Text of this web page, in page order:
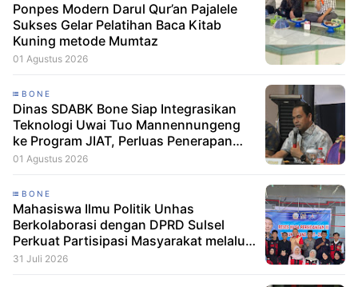
Ponpes Modern Darul Qur’an Pajalele
Sukses Gelar Pelatihan Baca Kitab
Kuning metode Mumtaz
01 Agustus 2026
BONE
Dinas SDABK Bone Siap Integrasikan
Teknologi Uwai Tuo Mannennungeng
ke Program JIAT, Perluas Penerapan
Irigasi Cerdas
01 Agustus 2026
BONE
Mahasiswa Ilmu Politik Unhas
Berkolaborasi dengan DPRD Sulsel
Perkuat Partisipasi Masyarakat melalui
Edukasi Penyaluran Aspirasi di Desa
31 Juli 2026